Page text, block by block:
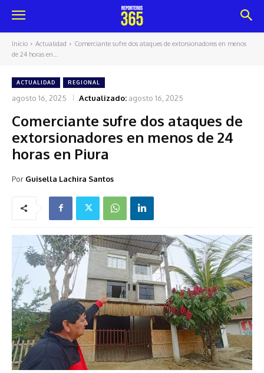
Inicio Actualidad
Comerciante sufre dos ataques de extorsionadores en menos
de 24 horas en...
ACTUALIDAD REGIONAL
agosto 16, 2025 Actualizado: agosto 16, 2025
Comerciante sufre dos ataques de
extorsionadores en menos de 24
horas en Piura
Por Guisella Lachira Santos